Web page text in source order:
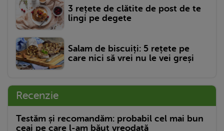
3 rețete de clătite de post de te
lingi pe degete
Salam de biscuiți: 5 rețete pe
care nici să vrei nu le vei greși
Recenzie
Testăm și recomandăm: probabil cel mai bun
ceai pe care l-am băut vreodată